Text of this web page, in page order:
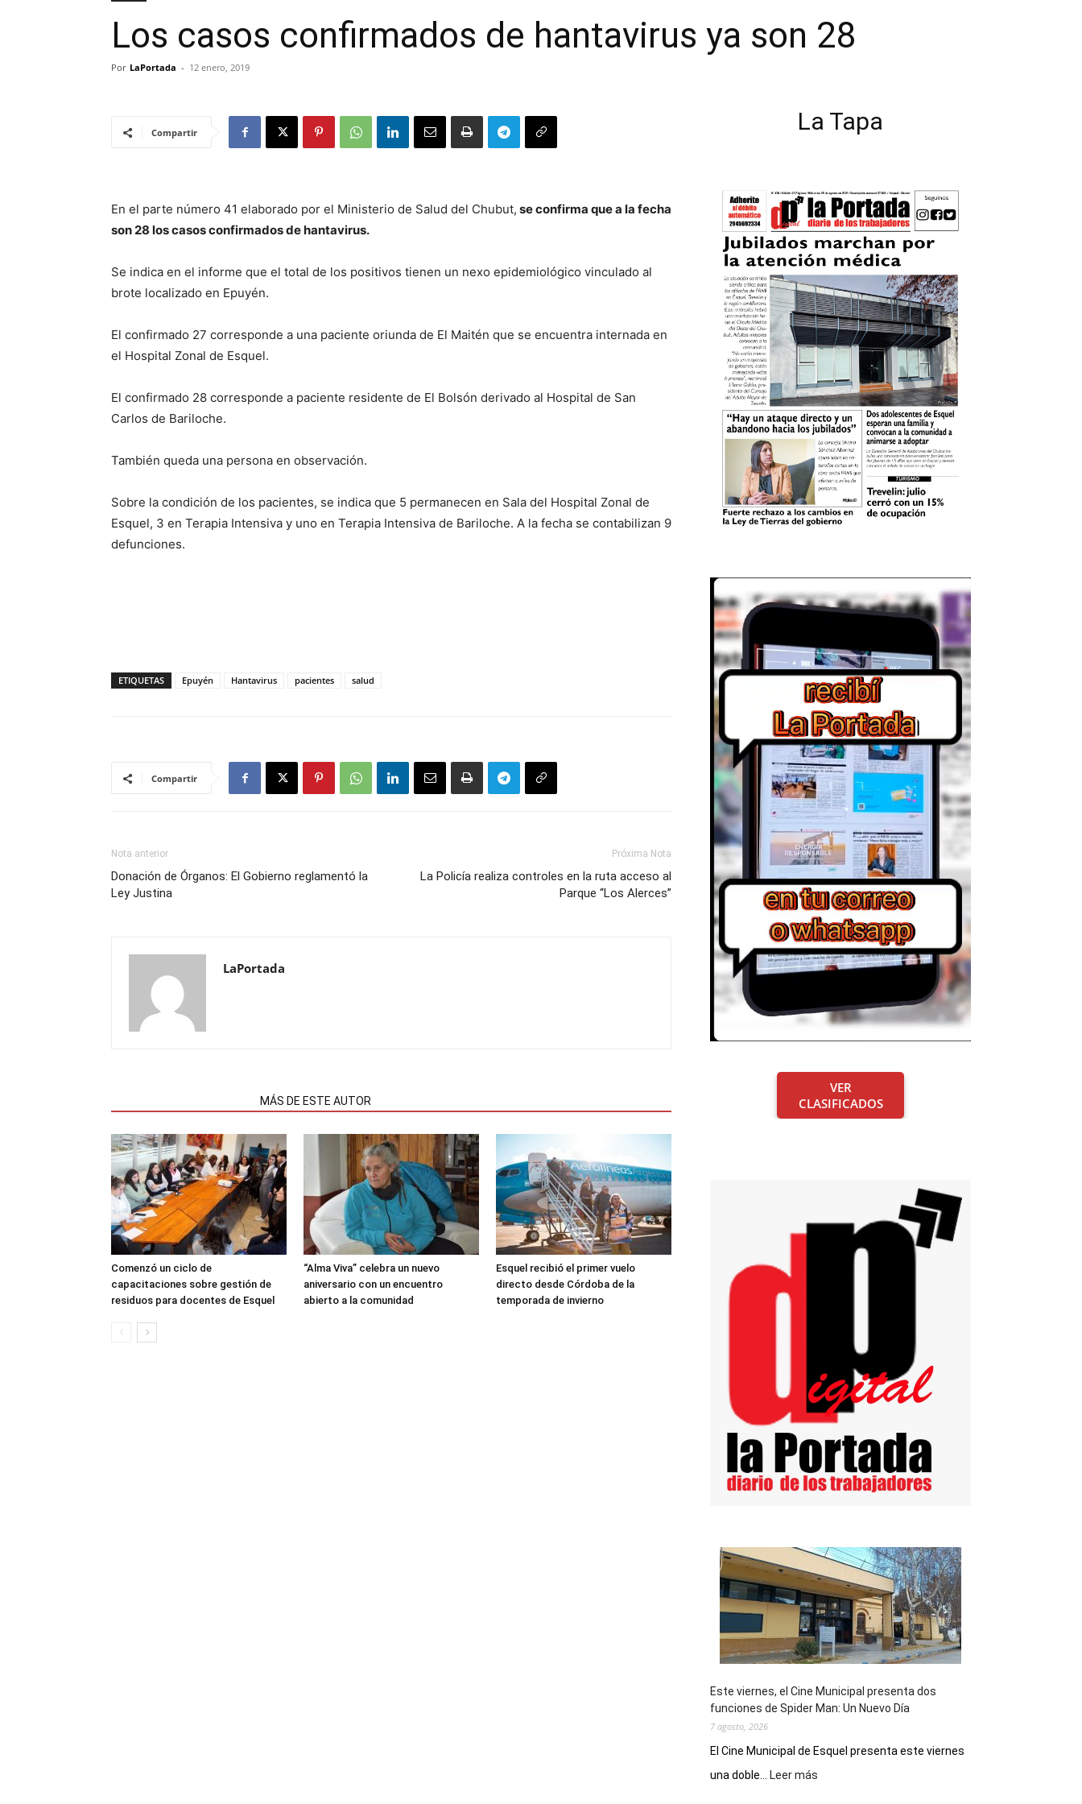
Los casos confirmados de hantavirus ya son 28
Por LaPortada - 12 enero, 2019
Compartir
En el parte número 41 elaborado por el Ministerio de Salud del Chubut, se confirma que a la fecha
son 28 los casos confirmados de hantavirus.
Se indica en el informe que el total de los positivos tienen un nexo epidemiológico vinculado al
brote localizado en Epuyén.
El confirmado 27 corresponde a una paciente oriunda de El Maitén que se encuentra internada en
el Hospital Zonal de Esquel.
El confirmado 28 corresponde a paciente residente de El Bolsón derivado al Hospital de San
Carlos de Bariloche.
También queda una persona en observación.
Sobre la condición de los pacientes, se indica que 5 permanecen en Sala del Hospital Zonal de
Esquel, 3 en Terapia Intensiva y uno en Terapia Intensiva de Bariloche. A la fecha se contabilizan 9
defunciones.
ETIQUETAS Epuyén Hantavirus pacientes salud
Compartir
Nota anterior
Donación de Órganos: El Gobierno reglamentó la
Ley Justina
Próxima Nota
La Policía realiza controles en la ruta acceso al
Parque “Los Alerces”
LaPortada
MÁS DE ESTE AUTOR
Comenzó un ciclo de
capacitaciones sobre gestión de
residuos para docentes de Esquel
“Alma Viva” celebra un nuevo
aniversario con un encuentro
abierto a la comunidad
Esquel recibió el primer vuelo
directo desde Córdoba de la
temporada de invierno
La Tapa
VER
CLASIFICADOS
Este viernes, el Cine Municipal presenta dos
funciones de Spider Man: Un Nuevo Día
7 agosto, 2026
El Cine Municipal de Esquel presenta este viernes
una doble...
Leer más